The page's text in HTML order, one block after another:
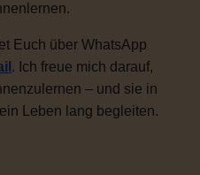
Euch über WhatsApp
. Ich freue mich darauf,
– und sie in
Leben lang begleiten.